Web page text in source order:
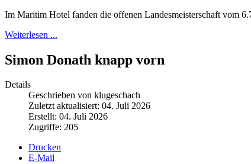
Im Maritim Hotel fanden die offenen Landesmeisterschaft vom
Weiterlesen ...
Simon Donath knapp vorn
Details
Geschrieben von klugeschach
Zuletzt aktualisiert: 04. Juli 2026
Erstellt: 04. Juli 2026
Zugriffe: 205
Drucken
E-Mail